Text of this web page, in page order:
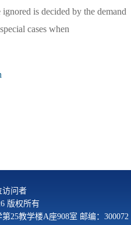
is decided by the demand
cases when
访问者
版权所有
25教学楼A座908室 邮编：300072